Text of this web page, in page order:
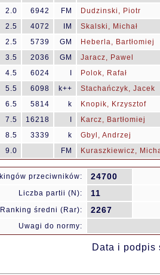
2.0 6942 FM Dudzinski, Piotr
2.5 4072 IM Skalski, Michał
2.5 5739 GM Heberla, Bartłomiej
3.5 2036 GM Jaracz, Pawel
4.5 6024 Polok, Rafał
5.5 6098 k++ Stachańczyk, Jacek
6.5 5814 k Knopik, Krzysztof
7.5 16218 Karcz, Bartłomiej
8.5 3339 k Gbyl, Andrzej
9.0 FM Kuraszkiewicz,
przeciwników: 24700
Liczba partii (N): 11
Ranking średni (Rar): 2267
Uwagi do normy:
Data i podpis